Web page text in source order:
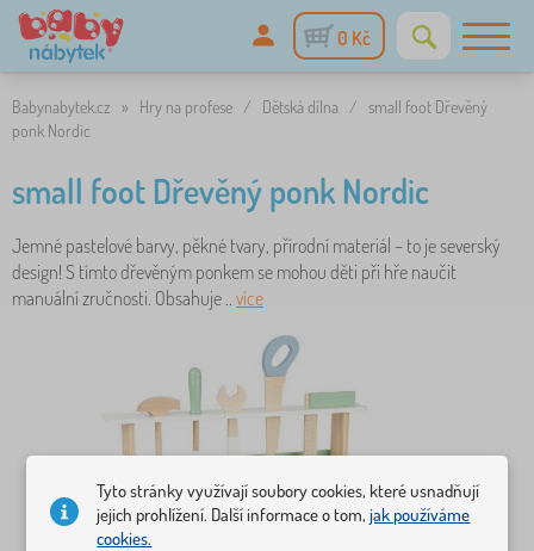
0 Kč
Babynabytek.cz » Hry na profese / Dětská dílna /
small foot Dřevěný
ponk Nordic
small foot Dřevěný ponk Nordic
Jemné pastelové barvy, pěkné tvary, přírodní materiál – to je severský
design! S tímto dřevěným ponkem se mohou děti při hře naučit
manuální zručnosti. Obsahuje .. více
Tyto stránky využívají soubory cookies, které usnadňují
jejich prohlížení. Další informace o tom,jak používáme
cookies.